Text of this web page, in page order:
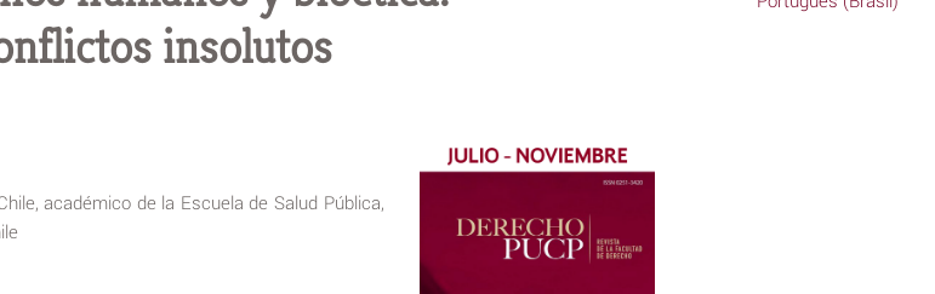
insolutos
académico de la Escuela de Salud Pública,